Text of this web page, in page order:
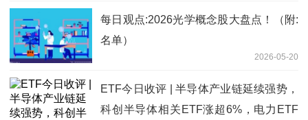
每日观点:2026光学概念股大盘点！（附:
名单）
2026-05-20
ETF今日收评 | 半导体产业链延续强势，
科创半导体相关ETF涨超6%，电力ETF